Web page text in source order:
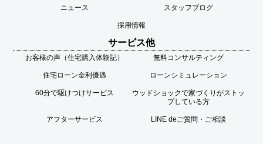
ニュース スタッフブログ
採用情報
サービス他
お客様の声（住宅購入体験記） 無料コンサルティング
住宅ローン金利優遇 ローンシミュレーション
60分で駆けつけサービス
ウッドショックで家づくりがストッ
プしている方
アフターサービス LINE deご質問・ご相談